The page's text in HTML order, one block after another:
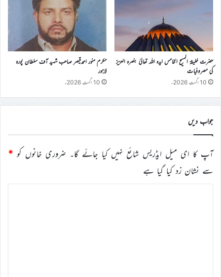
حضرت خلیفۃ المسیح الخامس ایدہ اللہ تعالیٰ بنصرہ العزیز
کی مصروفیات
10 اگست 2026ء
مکرم منور احمدقیصر صاحب شہید آف سلطان پورہ
لاہور
10 اگست 2026ء
جواب دیں
آپ کا ای میل ایڈریس شائع نہیں کیا جائے گا۔ ضروری خانوں کو *
سے نشان زد کیا گیا ہے